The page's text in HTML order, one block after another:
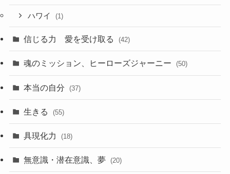
ハワイ (1)
信じる力 愛を受け取る (42)
魂のミッション、ヒーローズジャーニー (50)
本当の自分 (37)
生きる (55)
具現化力 (18)
無意識・潜在意識、夢 (20)